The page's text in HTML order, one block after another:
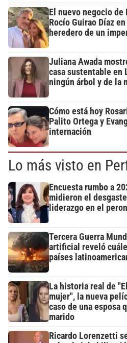
El nuevo negocio
Rocío Guirao Díaz
heredero de un
Juliana Awada
casa sustentable en
ningún árbol y de la
Cómo está hoy
Palito Ortega y
internación
Lo más visto en
Encuesta rumbo a
midieron el
liderazgo en el
Tercera Guerra
artificial reveló
países
La historia real de
mujer", la nueva
caso de una esposa
marido
Ricardo Lorenzetti